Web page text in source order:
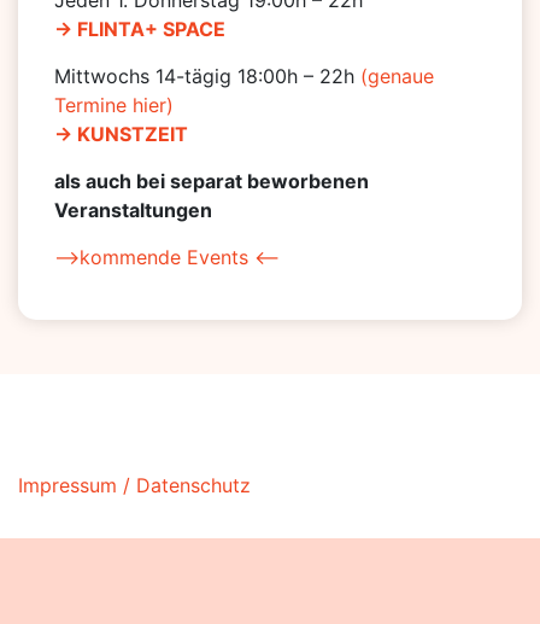
-> FLINTA+ SPACE
Mittwochs 14-tägig 18:00h – 22h (genaue
Termine hier)
-> KUNSTZEIT
als auch bei separat beworbenen
Veranstaltungen
–>kommende Events <–
Impressum / Datenschutz